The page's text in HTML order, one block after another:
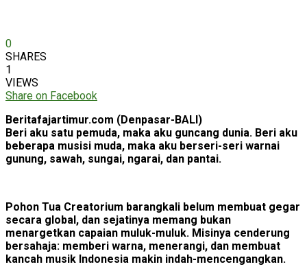
0
SHARES
1
VIEWS
Share on Facebook
Beritafajartimur.com (Denpasar-BALI)
Beri aku satu pemuda, maka aku guncang dunia. Beri aku
beberapa musisi muda, maka aku berseri-seri warnai
gunung, sawah, sungai, ngarai, dan pantai.
Pohon Tua Creatorium barangkali belum membuat gegar
secara global, dan sejatinya memang bukan
menargetkan capaian muluk-muluk. Misinya cenderung
bersahaja: memberi warna, menerangi, dan membuat
kancah musik Indonesia makin indah-mencengangkan.